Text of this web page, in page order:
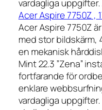
vardagliga
Acer Aspire 7750Z ,
Acer Aspire 7750Z
med stor bildskärm,
en mekanisk
Mint 22.3 ”Zena”
fortfarande för
enklare
vardagliga